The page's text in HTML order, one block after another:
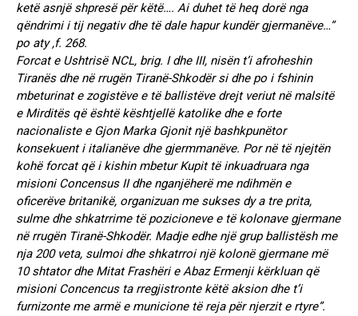
ketë asnjë shpresë për këtë…. Ai duhet të heq dorë nga
qëndrimi i tij negativ dhe të dale hapur kundër gjermanëve…”
po aty ,f. 268.
Forcat e Ushtrisë NCL, brig. I dhe III, nisën t’i afroheshin
Tiranës dhe në rrugën Tiranë-Shkodër si dhe po i fshinin
mbeturinat e zogistëve e të ballistëve drejt veriut në malsitë
e Mirditës që është kështjellë katolike dhe e forte
nacionaliste e Gjon Marka Gjonit një bashkpunëtor
konsekuent i italianëve dhe gjermmanëve. Por në të njejtën
kohë forcat që i kishin mbetur Kupit të inkuadruara nga
misioni Concensus II dhe nganjëherë me ndihmën e
oficerëve britanikë, organizuan me sukses dy a tre prita,
sulme dhe shkatrrime të pozicioneve e të kolonave gjermane
në rrugën Tiranë-Shkodër. Madje edhe një grup ballistësh me
nja 200 veta, sulmoi dhe shkatrroi një kolonë gjermane më
10 shtator dhe Mitat Frashëri e Abaz Ermenji kërkluan që
misioni Concencus ta rregjistronte këtë aksion dhe t’i
furnizonte me armë e municione të reja për njerzit e rtyre”.